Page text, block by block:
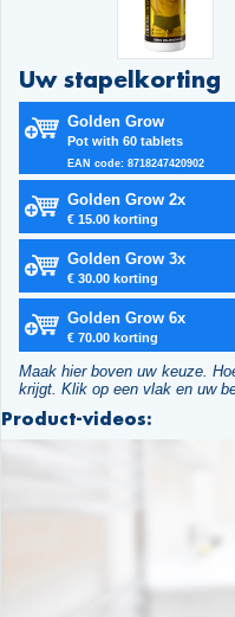
Uw stapelkorting
Golden Grow
Pot with 60 tablets
EAN code: 8718247420902
Golden Grow 2x
€ 15.00 korting
Golden Grow 3x
€ 30.00 korting
Golden Grow 6x
€ 70.00 korting
Maak hier boven uw keuze.
krijgt. Klik op een vlak en uw
Product-videos: